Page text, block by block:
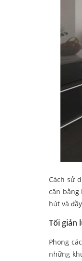
Cách sử
cân bằng
hút và
Tối giản
Phong
những